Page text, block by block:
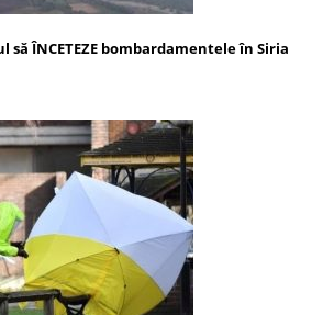
să ÎNCETEZE bombardamentele în Siria